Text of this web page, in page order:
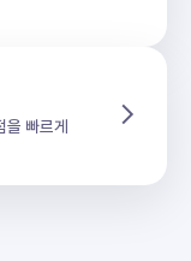
을 빠르게